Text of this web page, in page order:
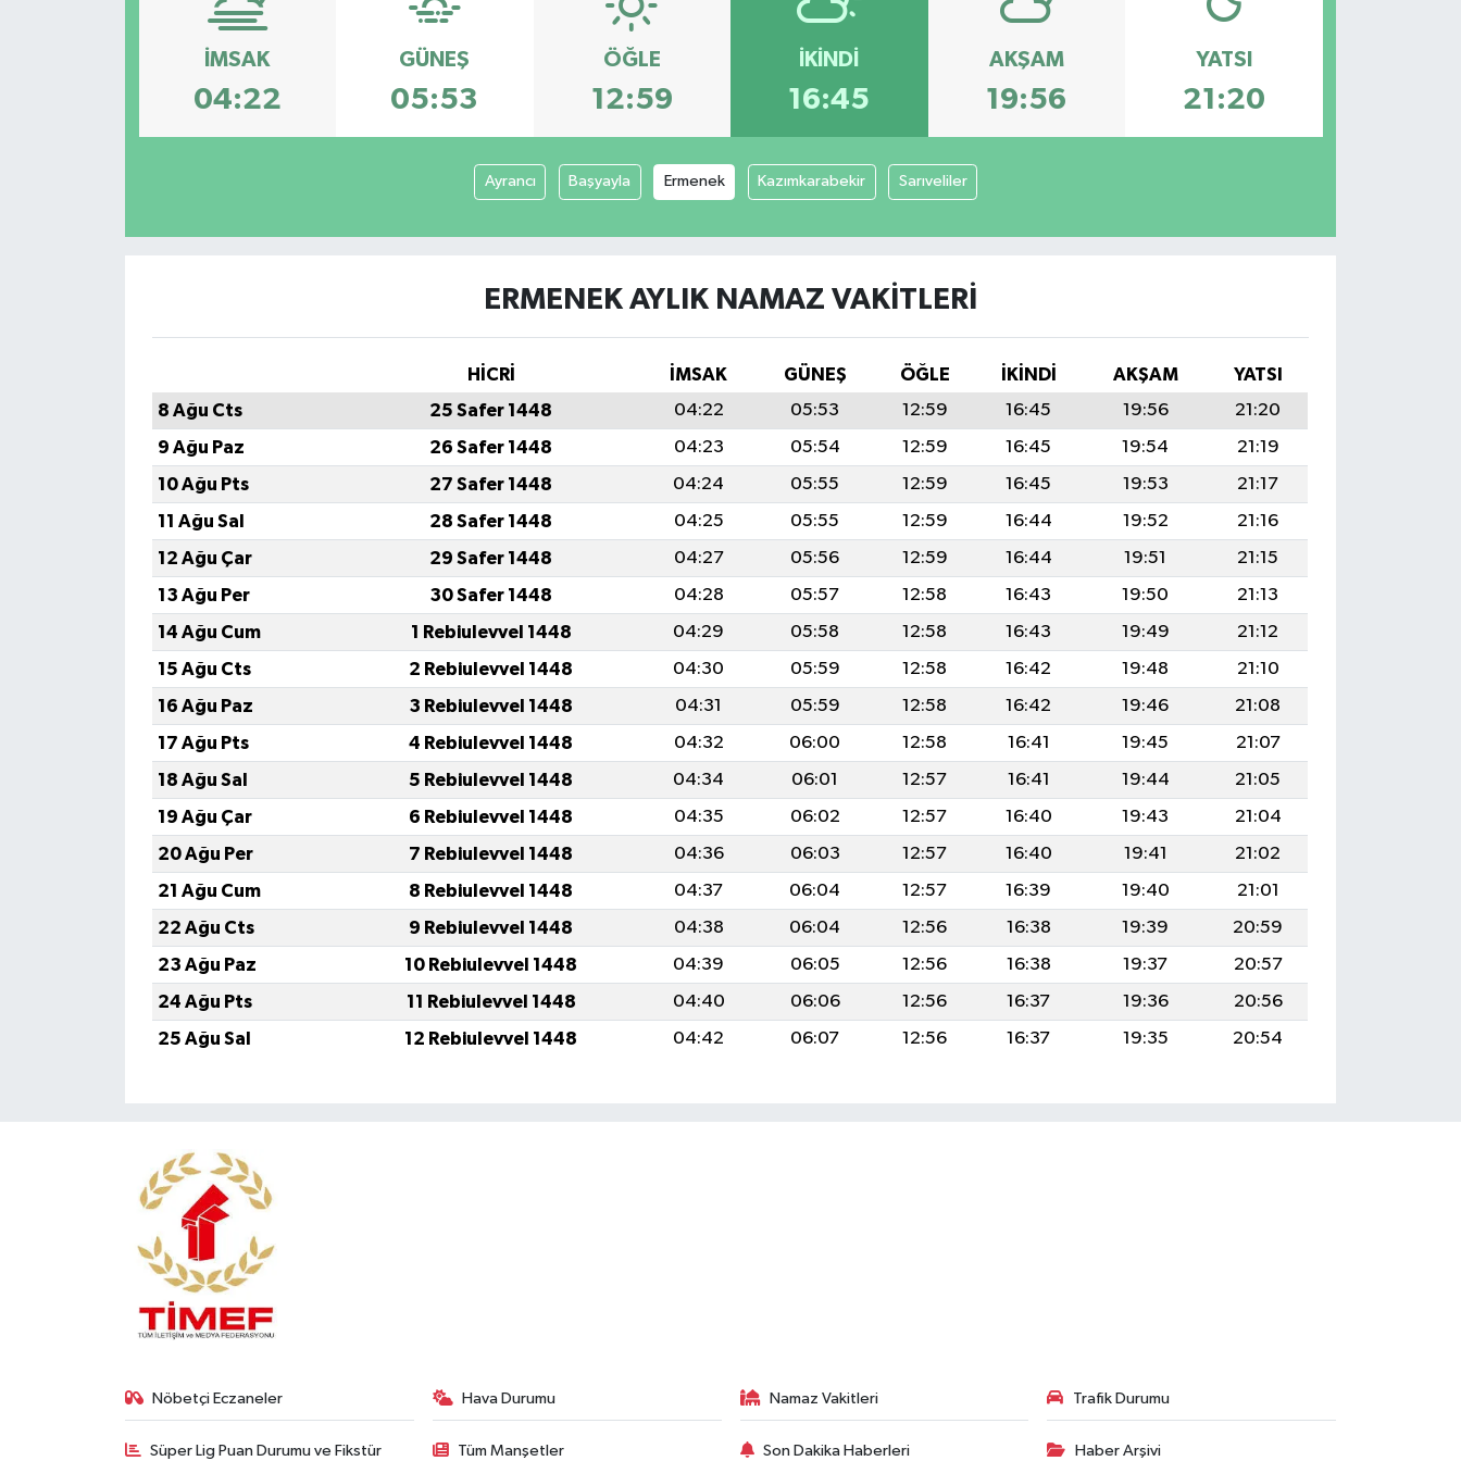
İMSAK
04:22
GÜNEŞ
05:53
ÖĞLE
12:59
İKINDI
16:45
AKŞAM
19:56
YATSI
21:20
Ayrancı Başyayla Ermenek Kazımkarabekir Sarıveliler
ERMENEK AYLIK NAMAZ VAKITLERI
HİCRİ İMSAK GÜNEŞ ÖĞLE İKINDI AKŞAM
YATSI
8 Ağu Cts
25 Safer 1448 04:22 05:53 12:59 16:45 19:56
21:20
9 Ağu Paz
26 Safer 1448 04:23 05:54 12:59 16:45 19:54
21:19
10 Ağu Pts
27 Safer 1448 04:24 05:55 12:59 16:45 19:53
21:17
11 Ağu Sal
28 Safer 1448 04:25 05:55 12:59 16:44 19:52
21:16
12 Ağu Çar
29 Safer 1448 04:27 05:56 12:59 16:44 19:51
21:15
13 Ağu Per
30 Safer 1448 04:28 05:57 12:58 16:43 19:50
21:13
14 Ağu Cum
1 Rebiulevvel 1448 04:29 05:58 12:58 16:43 19:49
21:12
15 Ağu Cts
2 Rebiulevvel 1448 04:30 05:59 12:58 16:42 19:48
21:10
16 Ağu Paz
3 Rebiulevvel 1448 04:31 05:59 12:58 16:42 19:46
21:08
17 Ağu Pts
4 Rebiulevvel 1448 04:32 06:00 12:58 16:41 19:45
21:07
18 Ağu Sal
5 Rebiulevvel 1448 04:34 06:01 12:57 16:41 19:44
21:05
19 Ağu Çar
6 Rebiulevvel 1448 04:35 06:02 12:57 16:40 19:43
21:04
20 Ağu Per
7 Rebiulevvel 1448 04:36 06:03 12:57 16:40 19:41
21:02
21 Ağu Cum
8 Rebiulevvel 1448 04:37 06:04 12:57 16:39 19:40
21:01
22 Ağu Cts
9 Rebiulevvel 1448 04:38 06:04 12:56 16:38 19:39
20:59
23 Ağu Paz
10 Rebiulevvel 1448 04:39 06:05 12:56 16:38 19:37
20:57
24 Ağu Pts
11 Rebiulevvel 1448 04:40 06:06 12:56 16:37 19:36
20:56
25 Ağu Sal
12 Rebiulevvel 1448 04:42 06:07 12:56 16:37 19:35 20:54
Nöbetçi Eczaneler Hava Durumu Namaz Vakitleri Trafik Durumu
Süper Lig Puan Durumu ve Fikstür Tüm Manşetler Son Dakika Haberleri Haber Arşivi